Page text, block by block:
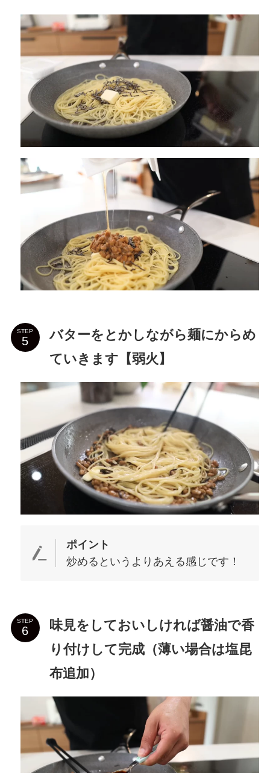
STEP
バターをとかしながら麺にからめ
ていきます【弱火】
ポイント
炒めるというよりあえる感じです！
STEP
味見をしておいしければ醤油で香
り付けして完成（薄い場合は塩昆
布追加）